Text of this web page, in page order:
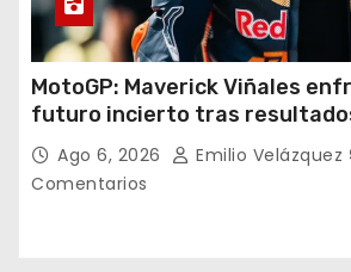
MotoGP: Maverick Viñales
futuro incierto tras
decepcionantes
Ago 6, 2026 Emilio Velázquez
Comentarios